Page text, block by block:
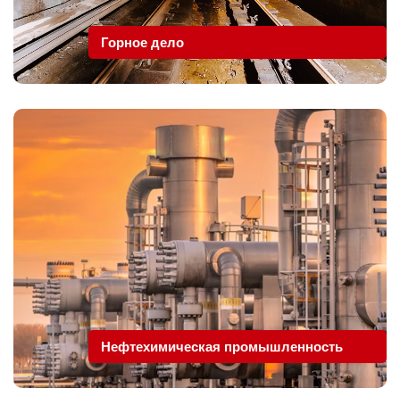
Горное дело
Нефтехимическая промышленность